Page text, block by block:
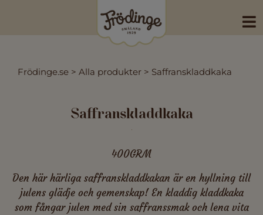
Frödinge.se > Alla produkter > Saffranskladdkaka
Saffranskladdkaka
400GRM
Den här härliga saffranskladdkakan är en hyllning till
julens glädje och gemenskap! En kladdig kladdkaka
som fångar julen med sin saffranssmak och lena vita